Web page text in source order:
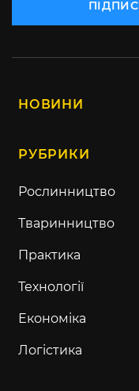
НОВИНИ
РУБРИКИ
Рослинництво
Тваринництво
Практика
Технології
Економіка
Логістика